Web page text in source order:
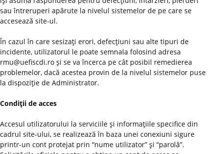
sau întreruperi apărute la nivelul sistemelor de pe care se
accesează site-ul.
În cazul în care sesizaţi erori, defecţiuni sau alte tipuri de
incidente, utilizatorul le poate semnala folosind adresa
rmu@uefiscdi.ro şi se va încerca pe cât posibil remedierea
problemelor, dacă acestea provin de la nivelul sistemelor puse
la dispoziţie de Administrator.
Condiţii de acces
Accesul utilizatorului la serviciile şi informaţiile specifice din
cadrul site-ului, se realizează în baza unei conexiuni sigure
printr-un cont protejat prin “nume utilizator” şi “parolă”.